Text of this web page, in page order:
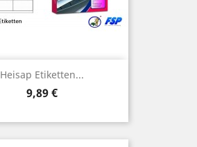
Heisap Etiketten...
Preis
9,89 €